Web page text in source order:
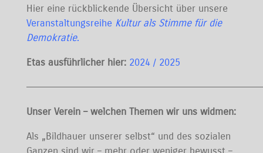
Hier eine rückblickende Übersicht über unsere
Veranstaltungsreihe Kultur als Stimme für die
Demokratie.
Etas ausführlicher hier:2024 / 2025
Unser Verein – welchen Themen wir uns widmen:
Als „Bildhauer unserer selbst“ und des sozialen